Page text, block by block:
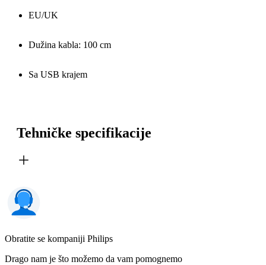
EU/UK
Dužina kabla: 100 cm
Sa USB krajem
Tehničke specifikacije
Obratite se kompaniji Philips
Drago nam je što možemo da vam pomognemo